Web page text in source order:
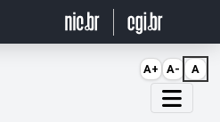
A+ A- A